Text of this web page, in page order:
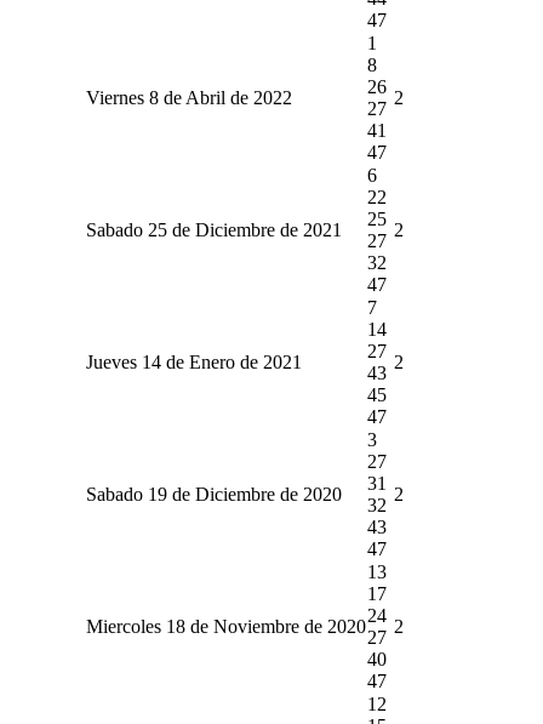
47
Viernes 8 de Abril de 2022
1
8
26
27
41
47
2
Sabado 25 de Diciembre de 2021
6
22
25
27
32
47
2
Jueves 14 de Enero de 2021
7
14
27
43
45
47
2
Sabado 19 de Diciembre de 2020
3
27
31
32
43
47
2
Miercoles 18 de Noviembre de 2020
13
17
24
27
40
47
2
12